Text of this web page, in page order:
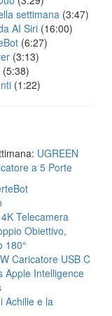
settimana (3:47)
AI Siri (16:00)
(6:27)
(3:13)
(5:38)
(1:22)
UGREEN
a 5 Porte
Telecamera
Obiettivo,
180°
Caricatore USB C
Apple Intelligence
Achille e la